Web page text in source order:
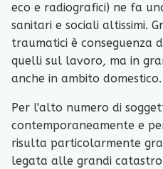
eco e radiografici) ne fa
sanitari e sociali altissimi.
traumatici è conseguenza
quelli sul lavoro, ma in
anche in ambito domestico.
Per l'alto numero di
contemporaneamente e
risulta particolarmente
legata alle grandi